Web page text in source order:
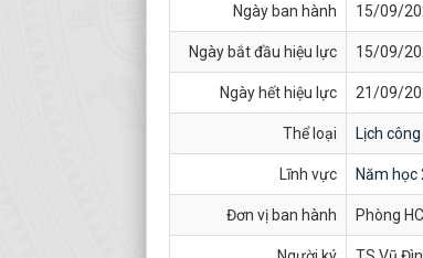
Ngày ban hành 15/09/
Ngày bắt đầu hiệu lực 15/09/
Ngày hết hiệu lực 21/09/
Thể loại Lịch
Lĩnh vực Năm học
Đơn vị ban hành Phòng